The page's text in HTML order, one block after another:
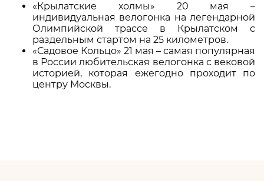
«Крылатские холмы» 20 мая –
индивидуальная велогонка на легендарной
Олимпийской трассе в Крылатском с
раздельным стартом на 25 километров.
«Садовое Кольцо» 21 мая – самая популярная
в России любительская велогонка с вековой
историей, которая ежегодно проходит по
центру Москвы.